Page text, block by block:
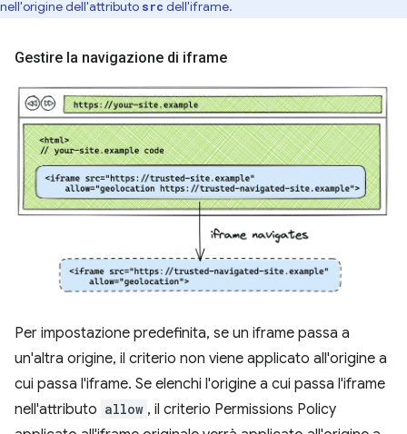
nell'origine dell'attributo src dell'iframe.
Gestire la navigazione di iframe
Per impostazione predefinita, se un iframe passa a
un'altra origine, il criterio non viene applicato all'origine a
cui passa l'iframe. Se elenchi l'origine a cui passa l'iframe
nell'attributo allow , il criterio Permissions Policy